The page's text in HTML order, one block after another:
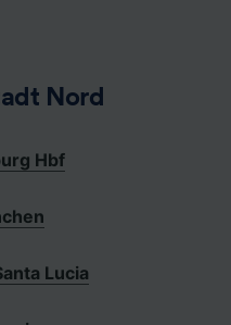
Nord
Hbf
Lucia